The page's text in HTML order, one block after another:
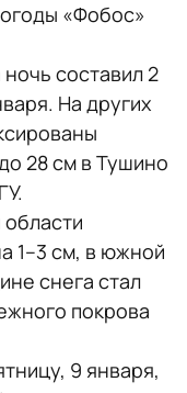
«Фобос»
составил 2
На других
28 см в Тушино
1–3 см, в южной
снега стал
покрова
9 января,